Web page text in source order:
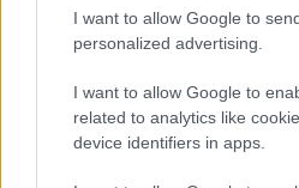
I want to allow Google to
personalized advertising.
I want to allow Google to
related to analytics like
device identifiers in apps.
A biciklit, rollert nem érdemes a
ha nem esik a hó (Fotó:
A Jövő Mobilitása
fejlesztését tűzte ki célul,
figyelmet arra, hogy egyéni